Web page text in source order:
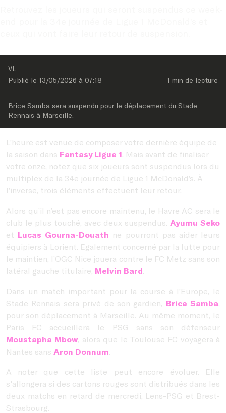
VL
Publié le 13/05/2026 à 07:18 1 min de lecture
Brice Samba sera suspendu pour le déplacement du Stade
Rennais à Marseille.
L’heure est venue de composer votre dernière équipe de
la saison dans Fantasy Ligue 1. Mais avant de finaliser
votre onze, notez que six joueurs sont suspendus lors du
multiplex de la 34e journée de Ligue 1 McDonald’s. À
l’inverse, trois éléments effectuent leur retour.
Alors qu’il n’est pas encore maintenu, le Havre AC sera le
club le plus touché, avec deux suspendus. Ayumu Seko
et Lucas Gourna-Douath ne pourront pas aider leurs
équipiers à Lorient. Egalement concerné par la lutte pour
le maintien, l’OGC Nice jouera contre le FC Metz sans son
latéral gauche titulaire, Melvin Bard.
Dans un match important pour la course à l’Europe, le
Stade Rennais sera privé de son gardien, Brice Samba,
pour son déplacement à Marseille. Au même moment, le
Paris FC accueillera le PSG sans son défenseur
Moustapha Mbow, alors que le Toulouse FC voyagera à
Nantes sans Aron Donnum.
A noter que cette liste peut encore évoluer. Elle
s'allongera si des cartons rouges sont distribués dans les
deux matchs en retard de mercredi, Lens-PSG et Brest-
Strasbourg.